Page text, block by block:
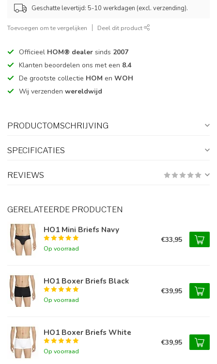
Geschatte levertijd: 5-10 werkdagen (excl. verzending).
Toevoegen om te vergelijken Deel dit product
Officieel HOM® dealer sinds 2007
Klanten beoordelen ons met een 8.4
De grootste collectie HOM en WOH
Wij verzenden wereldwijd
PRODUCTOMSCHRIJVING
SPECIFICATIES
REVIEWS
GERELATEERDE PRODUCTEN
HO1 Mini Briefs Navy
Op voorraad
€33,95
HO1 Boxer Briefs Black
Op voorraad
€39,95
HO1 Boxer Briefs White
Op voorraad
€39,95